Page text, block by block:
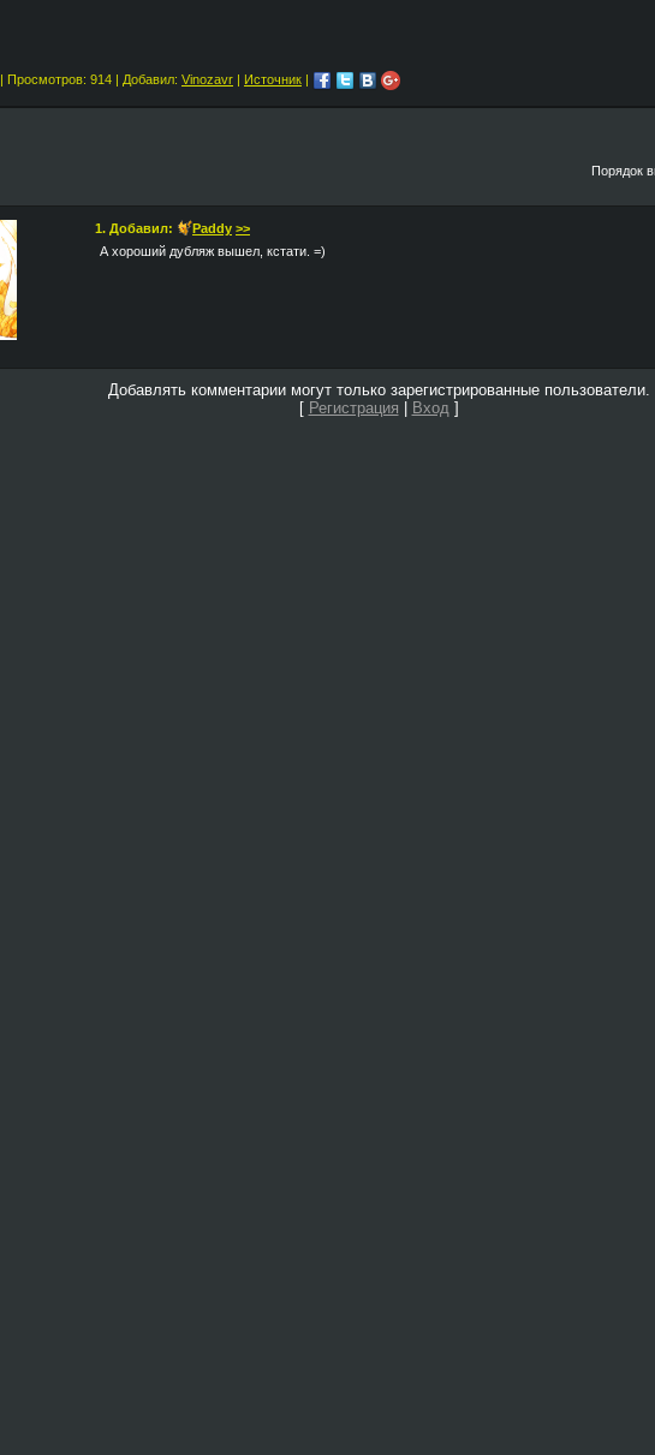
| Просмотров: 914 | Добавил: Vinozavr | Источник |
Порядок
1. Добавил: Paddy >>
А хороший дубляж вышел, кстати. =)
Добавлять комментарии могут только зарегистрированные пользователи.
[ Регистрация Вход]